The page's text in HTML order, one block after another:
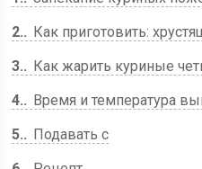
2.
Как приготовить:
3.
Как жарить куриные
4.
Время и температура
5.
Подавать с